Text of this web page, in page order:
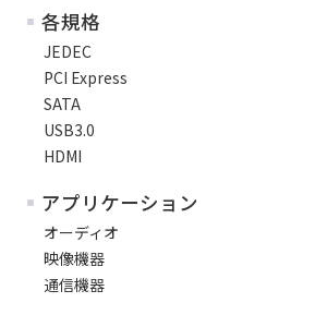
各規格
JEDEC
PCI Express
SATA
USB3.0
HDMI
アプリケーション
オーディオ
映像機器
通信機器